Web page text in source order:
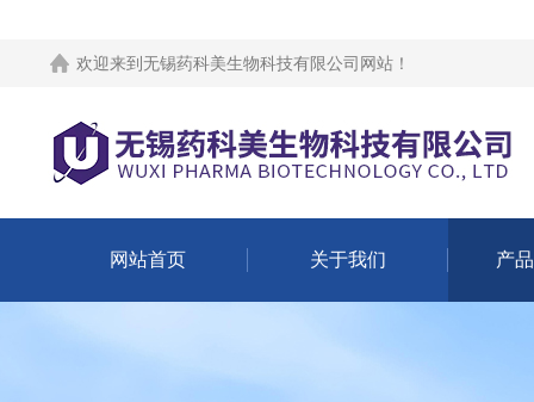
欢迎来到 无锡药科美生物科技有限公司网站 ！
网站首页 关于我们 产